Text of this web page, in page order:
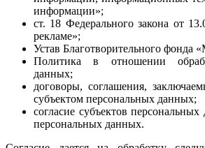
информации»;
ст. 18 Федерального закона от
рекламе»;
Устав Благотворительного фонда
Политика в отношении
данных;
договоры, соглашения,
субъектом персональных данных;
согласие субъектов
персональных данных.